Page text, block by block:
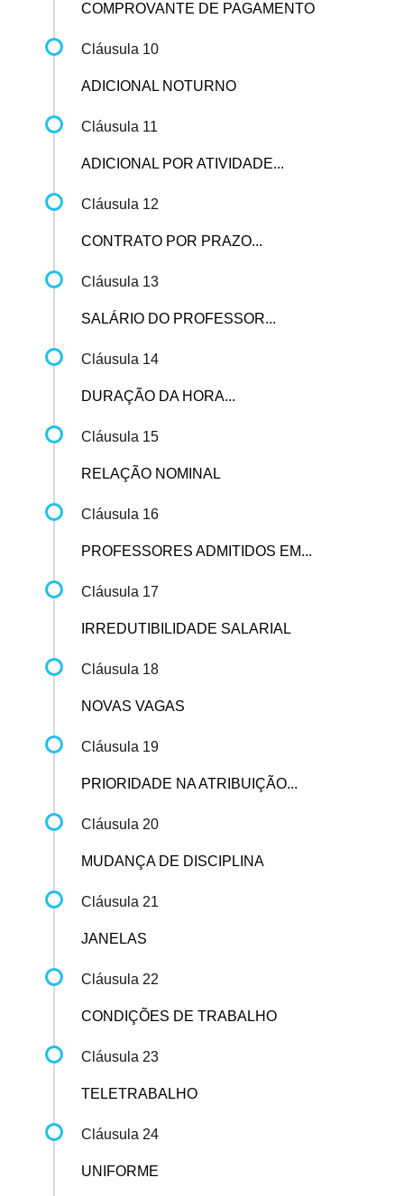
COMPROVANTE DE PAGAMENTO
Cláusula 10
ADICIONAL NOTURNO
Cláusula 11
ADICIONAL POR ATIVIDADE...
Cláusula 12
CONTRATO POR PRAZO...
Cláusula 13
SALÁRIO DO PROFESSOR...
Cláusula 14
DURAÇÃO DA HORA...
Cláusula 15
RELAÇÃO NOMINAL
Cláusula 16
PROFESSORES ADMITIDOS EM...
Cláusula 17
IRREDUTIBILIDADE SALARIAL
Cláusula 18
NOVAS VAGAS
Cláusula 19
PRIORIDADE NA ATRIBUIÇÃO...
Cláusula 20
MUDANÇA DE DISCIPLINA
Cláusula 21
JANELAS
Cláusula 22
CONDIÇÕES DE TRABALHO
Cláusula 23
TELETRABALHO
Cláusula 24
UNIFORME